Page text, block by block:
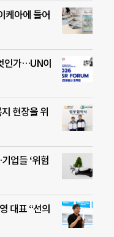
케아에 들어
인가…UN이
현장을 위
업들 ‘위험
대표 “선의